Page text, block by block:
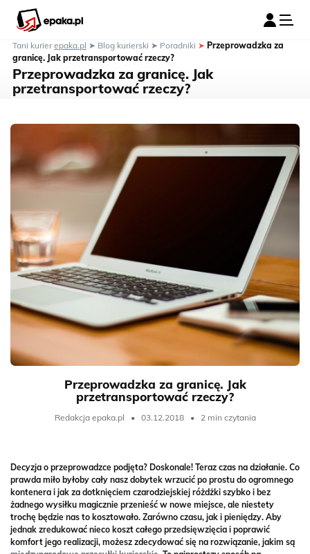
Tani kurierepaka.pl ➤ Blog kurierski ➤ Poradniki ➤ Przeprowadzka za
granicę. Jak przetransportować rzeczy?
Przeprowadzka za granicę. Jak
przetransportować rzeczy?
Przeprowadzka za granicę. Jak
przetransportować rzeczy?
Redakcja epaka.pl • 03.12.2018 • 2 min czytania
Decyzja o przeprowadzce podjęta? Doskonale! Teraz czas na działanie. Co
prawda miło byłoby cały nasz dobytek wrzucić po prostu do ogromnego
kontenera i jak za dotknięciem czarodziejskiej różdżki szybko i bez
żadnego wysiłku magicznie przenieść w nowe miejsce, ale niestety
trochę będzie nas to kosztowało. Zarówno czasu, jak i pieniędzy. Aby
jednak zredukować nieco koszt całego przedsięwzięcia i poprawić
komfort jego realizacji, możesz zdecydować się na rozwiązanie, jakim są